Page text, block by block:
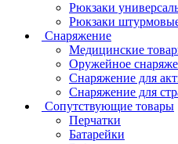
Рюкзаки
Рюкзаки
Снаряжение
Медицинские
Оружейное
Снаряжение для
Снаряжение для
Сопутствующие товары
Перчатки
Батарейки